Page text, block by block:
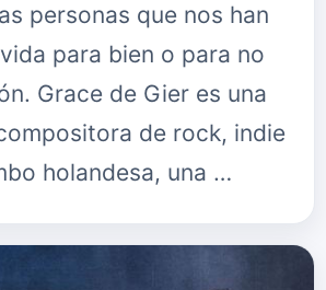
personas que nos han
para bien o para no
Grace de Gier es una
de rock, indie
holandesa, una …